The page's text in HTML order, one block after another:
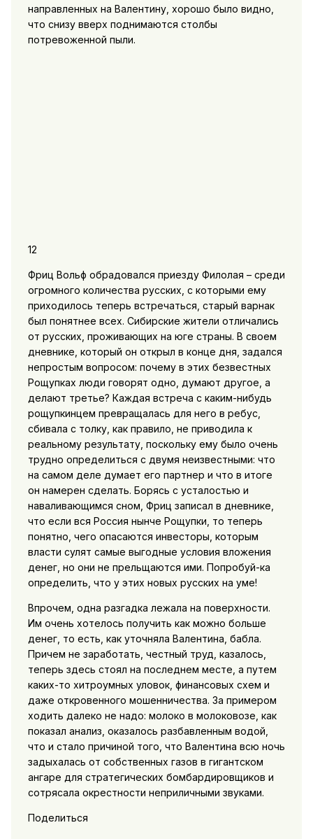
направленных на Валентину, хорошо было видно,
что снизу вверх поднимаются столбы
потревоженной пыли.
12
Фриц Вольф обрадовался приезду Филолая – среди
огромного количества русских, с которыми ему
приходилось теперь встречаться, старый варнак
был понятнее всех. Сибирские жители отличались
от русских, проживающих на юге страны. В своем
дневнике, который он открыл в конце дня, задался
непростым вопросом: почему в этих безвестных
Рощупках люди говорят одно, думают другое, а
делают третье? Каждая встреча с каким-нибудь
рощупкинцем превращалась для него в ребус,
сбивала с толку, как правило, не приводила к
реальному результату, поскольку ему было очень
трудно определиться с двумя неизвестными: что
на самом деле думает его партнер и что в итоге
он намерен сделать. Борясь с усталостью и
наваливающимся сном, Фриц записал в дневнике,
что если вся Россия нынче Рощупки, то теперь
понятно, чего опасаются инвесторы, которым
власти сулят самые выгодные условия вложения
денег, но они не прельщаются ими. Попробуй-ка
определить, что у этих новых русских на уме!
Впрочем, одна разгадка лежала на поверхности.
Им очень хотелось получить как можно больше
денег, то есть, как уточняла Валентина, бабла.
Причем не заработать, честный труд, казалось,
теперь здесь стоял на последнем месте, а путем
каких-то хитроумных уловок, финансовых схем и
даже откровенного мошенничества. За примером
ходить далеко не надо: молоко в молоковозе, как
показал анализ, оказалось разбавленным водой,
что и стало причиной того, что Валентина всю ночь
задыхалась от собственных газов в гигантском
ангаре для стратегических бомбардировщиков и
сотрясала окрестности неприличными звуками.
Поделиться